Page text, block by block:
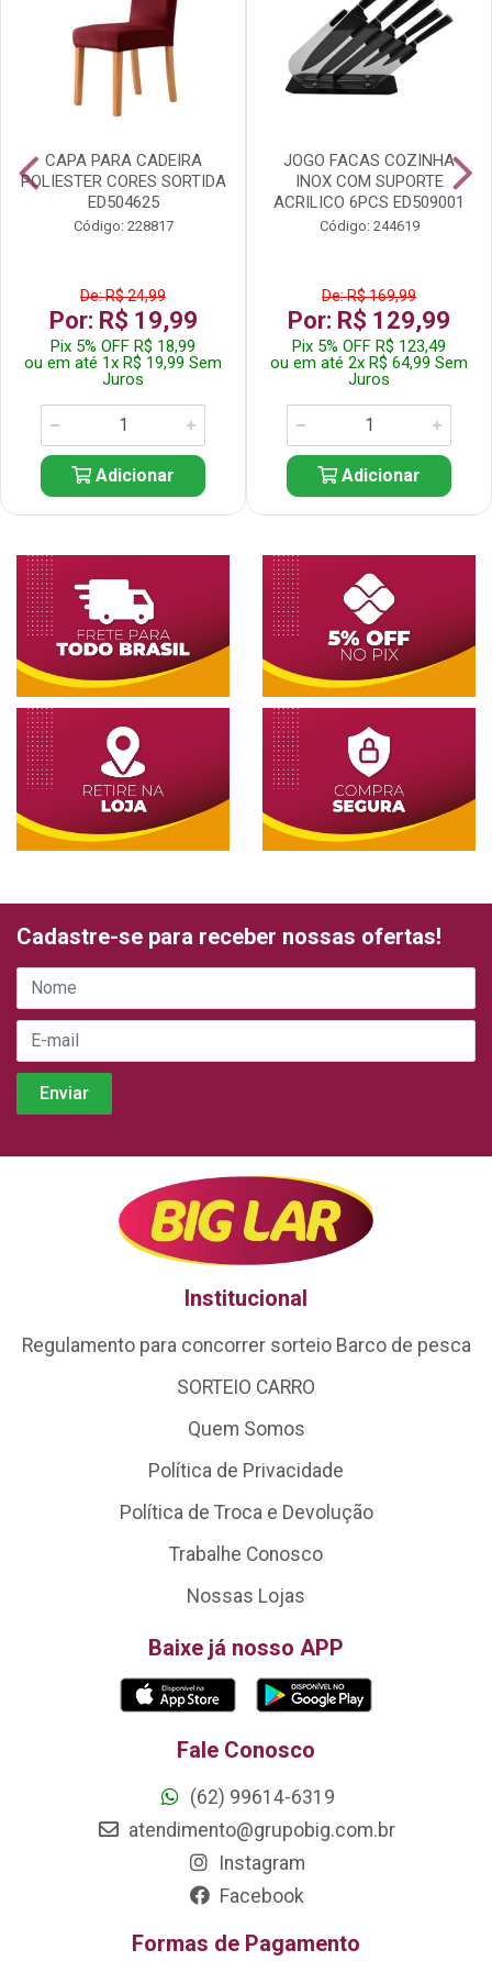
CAPA PARA CADEIRA
POLIESTER CORES SORTIDA
ED504625
Código: 228817
De: R$ 24,99
Por: R$ 19,99
Pix 5% OFF R$ 18,99
ou em até 1x R$ 19,99 Sem
Juros
Adicionar
JOGO FACAS COZINHA
INOX COM SUPORTE
ACRILICO 6PCS ED509001
Código: 244619
De: R$ 169,99
Por: R$ 129,99
Pix 5% OFF R$ 123,49
ou em até 2x R$ 64,99 Sem
Juros
Adicionar
Cadastre-se para receber nossas ofertas!
Institucional
Regulamento para concorrer sorteio Barco de pesca
SORTEIO CARRO
Quem Somos
Política de Privacidade
Política de Troca e Devolução
Trabalhe Conosco
Nossas Lojas
Baixe já nosso APP
Fale Conosco
(62) 99614-6319
atendimento@grupobig.com.br
Instagram
Facebook
Formas de Pagamento